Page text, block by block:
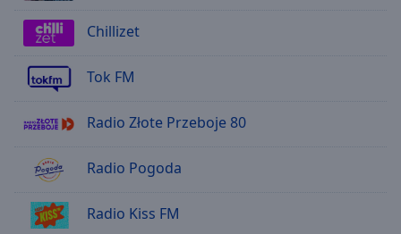
Chillizet
Tok FM
Radio Złote Przeboje 80
Radio Pogoda
Radio Kiss FM